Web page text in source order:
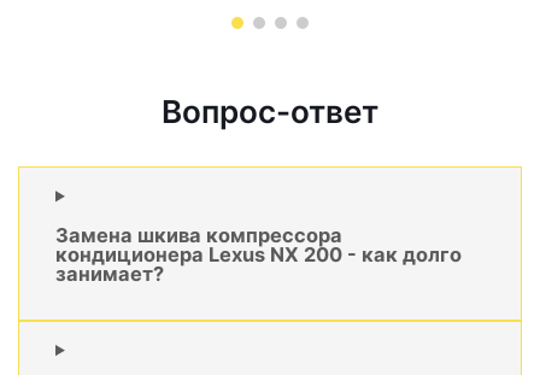
Вопрос-ответ
Замена шкива компрессора
кондиционера Lexus NX 200 - как долго
занимает?